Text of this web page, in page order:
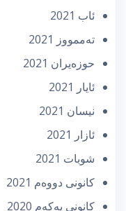
ئاب 2021
تەممووز 2021
حوزه‌یران 2021
ئایار 2021
نیسان 2021
ئازار 2021
شوبات 2021
كانونی دووه‌م 2021
كانونی یه‌كه‌م 2020